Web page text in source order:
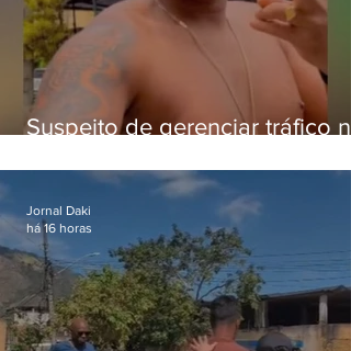
Suspeito de gerenciar tráfico na
foragido
Jornal Daki
há 16 horas